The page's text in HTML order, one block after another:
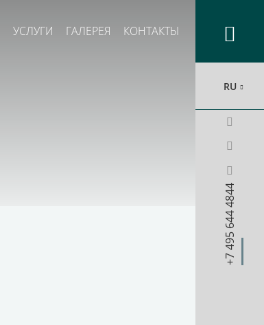
RU
+7 495 644 4844
УСЛУГИ ГАЛЕРЕЯ КОНТАКТЫ